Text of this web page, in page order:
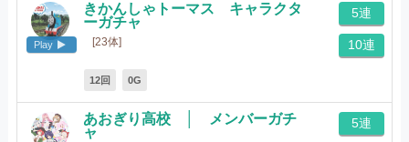
Play
きかんしゃトーマス キャラクタ
ーガチャ
[23体]
12回 0G
5連
10連
あおぎり高校 │ メンバーガチ
ャ
5連